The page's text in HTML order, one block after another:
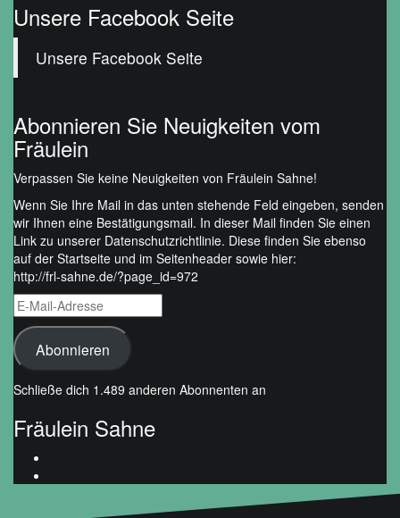
Unsere Facebook Seite
Unsere Facebook Seite
Abonnieren Sie Neuigkeiten vom
Fräulein
Verpassen Sie keine Neuigkeiten von Fräulein Sahne!
Wenn Sie Ihre Mail in das unten stehende Feld eingeben, senden
wir Ihnen eine Bestätigungsmail. In dieser Mail finden Sie einen
Link zu unserer Datenschutzrichtlinie. Diese finden Sie ebenso
auf der Startseite und im Seitenheader sowie hier:
http://frl-sahne.de/?page_id=972
E-
Mail-
Adresse
Abonnieren
Schließe dich 1.489 anderen Abonnenten an
Fräulein Sahne
fraueleinsahne